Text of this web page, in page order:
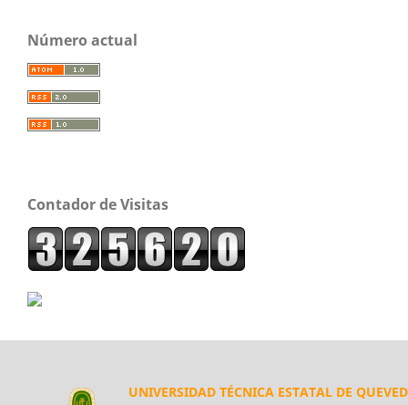
Número actual
Contador de Visitas
UNIVERSIDAD TÉCNICA ESTATAL DE